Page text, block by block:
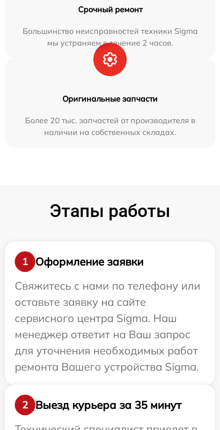
Срочный ремонт
Большинство неисправностей техники Sigma
мы устраняем в течение 2 часов.
Оригинальные запчасти
Более 20 тыс. запчастей от производителя в
наличии на собственных складах.
Этапы работы
1
Оформление заявки
Свяжитесь с нами по телефону или
оставьте заявку на сайте
сервисного центра Sigma. Наш
менеджер ответит на Ваш запрос
для уточнения необходимых работ
ремонта Вашего устройства Sigma.
2
Выезд курьера за 35 минут